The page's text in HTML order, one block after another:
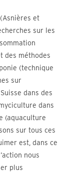
et
sur les
des méthodes
(technique
sur
dans des
dans
(aquaculture
sur tous ces
est, dans ce
nous
plus